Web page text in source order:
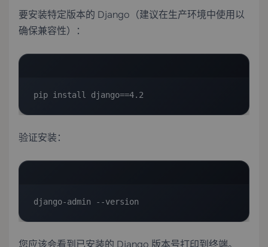
要安装特定版本的 Django（建议在生产环境中使用以
确保兼容性）：
pip install django==4.2
验证安装：
django-admin --version
您应该会看到已安装的 Django 版本号打印到终端。